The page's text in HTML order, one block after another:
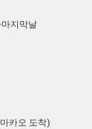
지막날
카오 도착)